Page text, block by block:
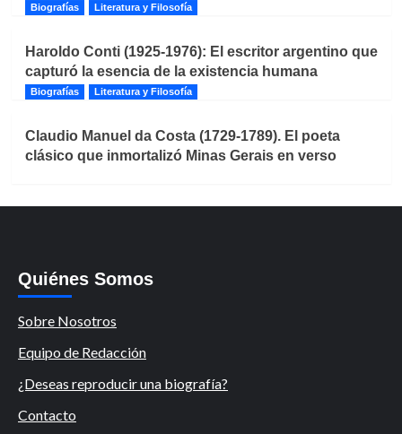
Biografías Literatura y Filosofía
Haroldo Conti (1925-1976): El escritor argentino que
capturó la esencia de la existencia humana
Biografías Literatura y Filosofía
Claudio Manuel da Costa (1729-1789). El poeta
clásico que inmortalizó Minas Gerais en verso
Quiénes Somos
Sobre Nosotros
Equipo de Redacción
¿Deseas reproducir una biografía?
Contacto